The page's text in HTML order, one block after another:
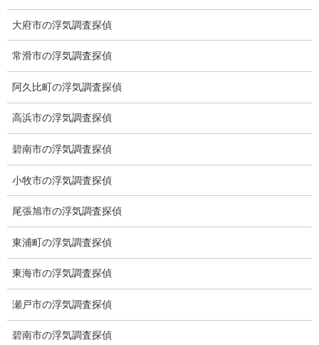
ブログ
クリスマス
2020-12-30
総合探偵社ミライリサーチ
大府市の浮気調査探偵
常滑市の浮気調査探偵
阿久比町の浮気調査探偵
高浜市の浮気調査探偵
碧南市の浮気調査探偵
小牧市の浮気調査探偵
尾張旭市の浮気調査探偵
東浦町の浮気調査探偵
東海市の浮気調査探偵
瀬戸市の浮気調査探偵
碧南市の浮気調査探偵